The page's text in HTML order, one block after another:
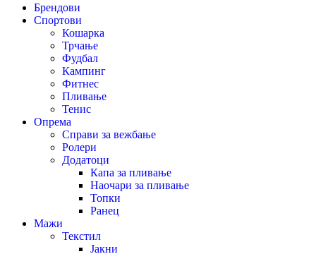
Брендови
Спортови
Кошарка
Трчање
Фудбал
Кампинг
Фитнес
Пливање
Тенис
Опрема
Справи за вежбање
Ролери
Додатоци
Капа за пливање
Наочари за пливање
Топки
Ранец
Мажи
Текстил
Јакни